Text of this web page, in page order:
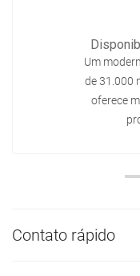
Um
de 31.000
oferece
Contato rápido